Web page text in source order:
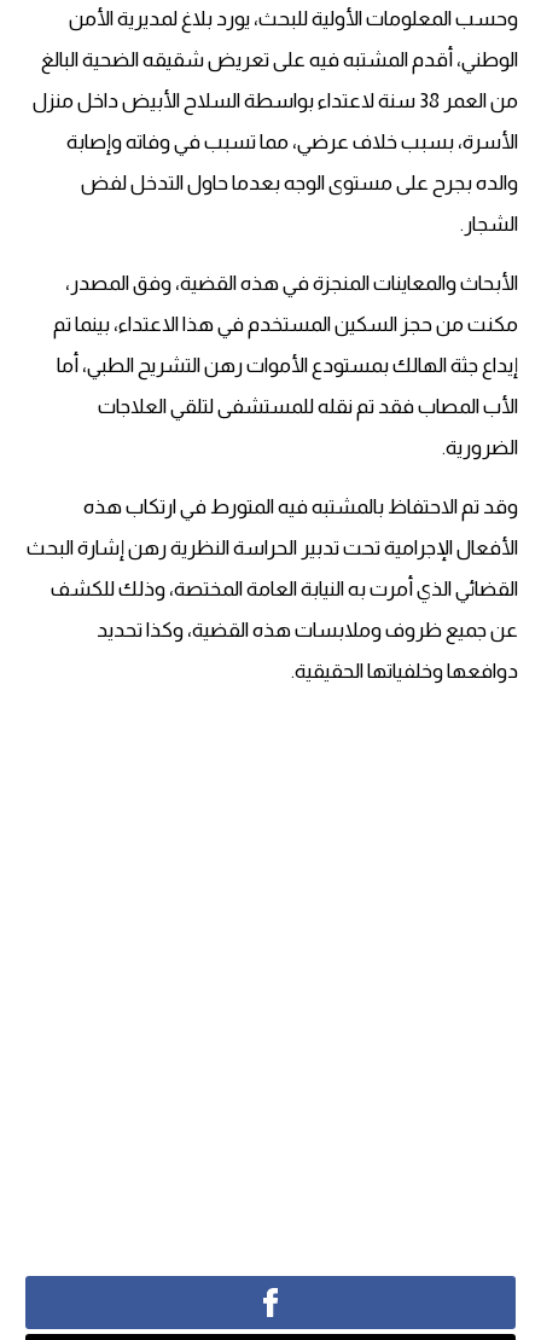
وحسب المعلومات الأولية للبحث، يورد بلاغ لمديرية الأمن
الوطني، أقدم المشتبه فيه على تعريض شقيقه الضحية البالغ
من العمر 38 سنة لاعتداء بواسطة السلاح الأبيض داخل منزل
الأسرة، بسبب خلاف عرضي، مما تسبب في وفاته وإصابة
والده بجرح على مستوى الوجه بعدما حاول التدخل لفض
الشجار.
الأبحاث والمعاينات المنجزة في هذه القضية، وفق المصدر،
مكنت من حجز السكين المستخدم في هذا الاعتداء، بينما تم
إيداع جثة الهالك بمستودع الأموات رهن التشريح الطبي، أما
الأب المصاب فقد تم نقله للمستشفى لتلقي العلاجات
الضرورية.
وقد تم الاحتفاظ بالمشتبه فيه المتورط في ارتكاب هذه
الأفعال الإجرامية تحت تدبير الحراسة النظرية رهن إشارة البحث
القضائي الذي أمرت به النيابة العامة المختصة، وذلك للكشف
عن جميع ظروف وملابسات هذه القضية، وكذا تحديد
دوافعها وخلفياتها الحقيقية.